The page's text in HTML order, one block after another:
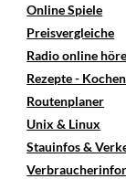
Online Spiele
Preisvergleiche
Radio online
Rezepte -
Routenplaner
Unix & Linux
Stauinfos &